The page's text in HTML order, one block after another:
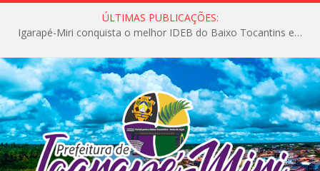
ÚLTIMAS PUBLICAÇÕES:
Igarapé-Miri conquista o melhor IDEB do Baixo Tocantins e avança na qualidade da educação pública